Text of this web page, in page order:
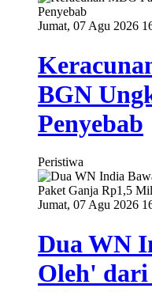
Jumat, 07 Agu 2026
BGN
Penyebab
Peristiwa
Jumat, 07 Agu 2026
Dua WN
Oleh'